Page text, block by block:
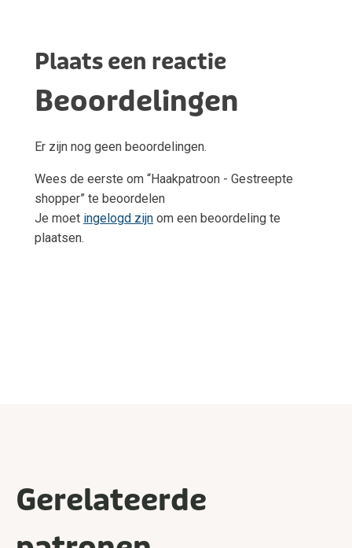
Plaats een reactie
Beoordelingen
Er zijn nog geen beoordelingen.
Wees de eerste om “Haakpatroon - Gestreepte
shopper” te beoordelen
Je moet ingelogd zijn om een beoordeling te
plaatsen.
Gerelateerde